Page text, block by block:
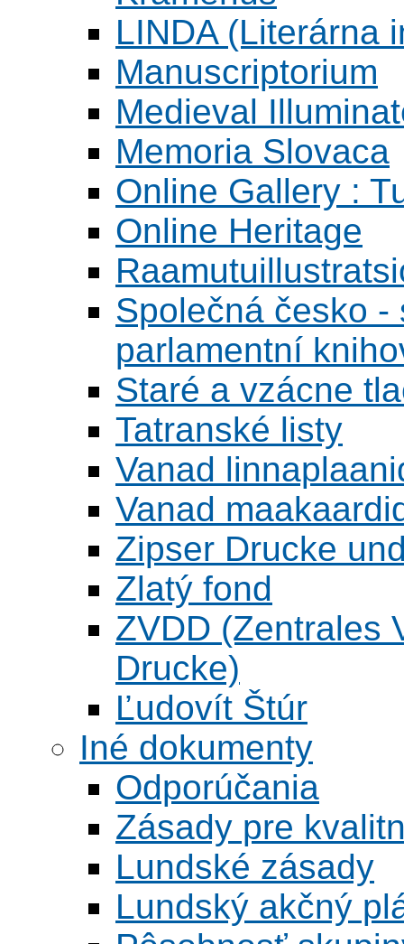
LINDA (Literárna
Manuscriptorium
Medieval
Memoria Slovaca
Online Gallery :
Online Heritage
Společná česko
parlamentní
Staré a vzácne
Tatranské listy
Vanad
Vanad
Zipser Drucke
Zlatý fond
ZVDD (Zentrales
Drucke)
Ľudovít Štúr
Iné dokumenty
Odporúčania
Zásady pre
Lundské zásady
Lundský akčný